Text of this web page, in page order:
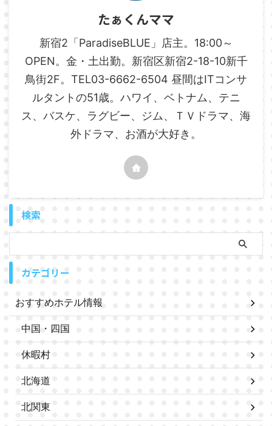
たぁくんママ
新宿2「ParadiseBLUE」店主。18:00～
OPEN。金・土出勤。新宿区新宿2-18-10新千
鳥街2F。TEL03-6662-6504 昼間はITコンサ
ルタントの51歳。ハワイ、ベトナム、テニ
ス、バスケ、ラグビー、ジム、ＴＶドラマ、海
外ドラマ、お酒が大好き。
検索
カテゴリー
おすすめホテル情報
中国・四国
休暇村
北海道
北関東